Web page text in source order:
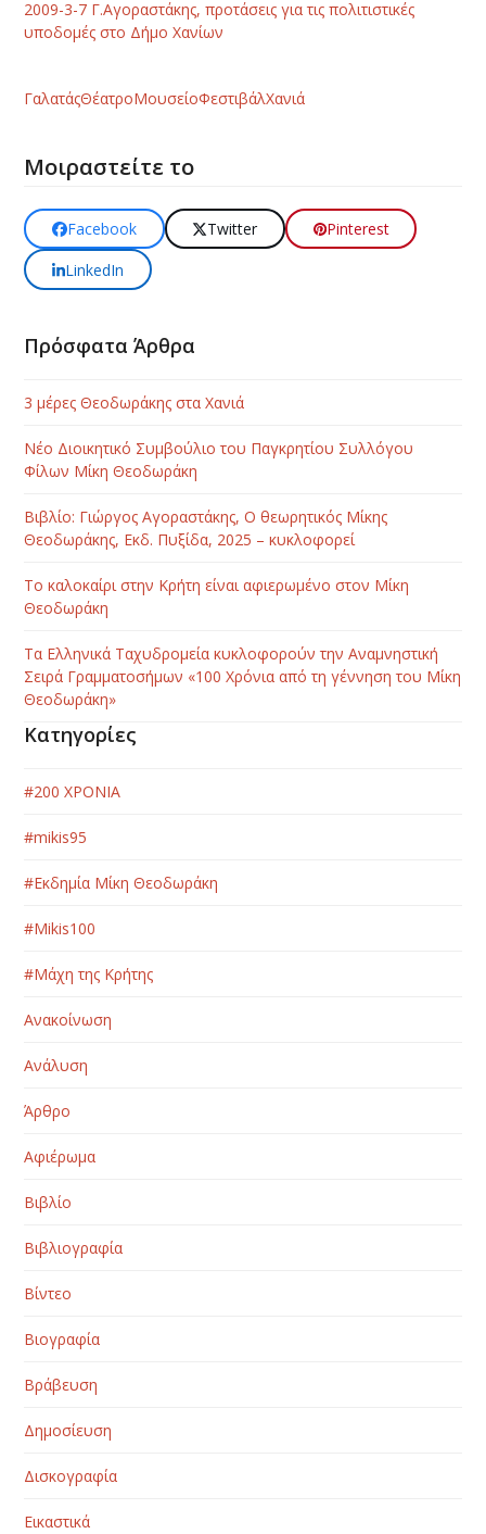
2009-3-7 Γ.Αγοραστάκης, προτάσεις για τις πολιτιστικές
υποδομές στο Δήμο Χανίων
ΓαλατάςΘέατροΜουσείοΦεστιβάλΧανιά
Μοιραστείτε το
Facebook Twitter
Pinterest
LinkedIn
Πρόσφατα Άρθρα
3 μέρες Θεοδωράκης στα Χανιά
Νέο Διοικητικό Συμβούλιο του Παγκρητίου Συλλόγου
Φίλων Μίκη Θεοδωράκη
Βιβλίο: Γιώργος Αγοραστάκης, Ο θεωρητικός Μίκης
Θεοδωράκης, Εκδ. Πυξίδα, 2025 – κυκλοφορεί
Το καλοκαίρι στην Κρήτη είναι αφιερωμένο στον Μίκη
Θεοδωράκη
Τα Ελληνικά Ταχυδρομεία κυκλοφορούν την Αναμνηστική
Σειρά Γραμματοσήμων «100 Χρόνια από τη γέννηση του Μίκη
Θεοδωράκη»
Κατηγορίες
#200 ΧΡΟΝΙΑ
#mikis95
#Εκδημία Μίκη Θεοδωράκη
#Μikis100
#Μάχη της Κρήτης
Ανακοίνωση
Ανάλυση
Άρθρο
Αφιέρωμα
Βιβλίο
Βιβλιογραφία
Βίντεο
Βιογραφία
Βράβευση
Δημοσίευση
Δισκογραφία
Εικαστικά